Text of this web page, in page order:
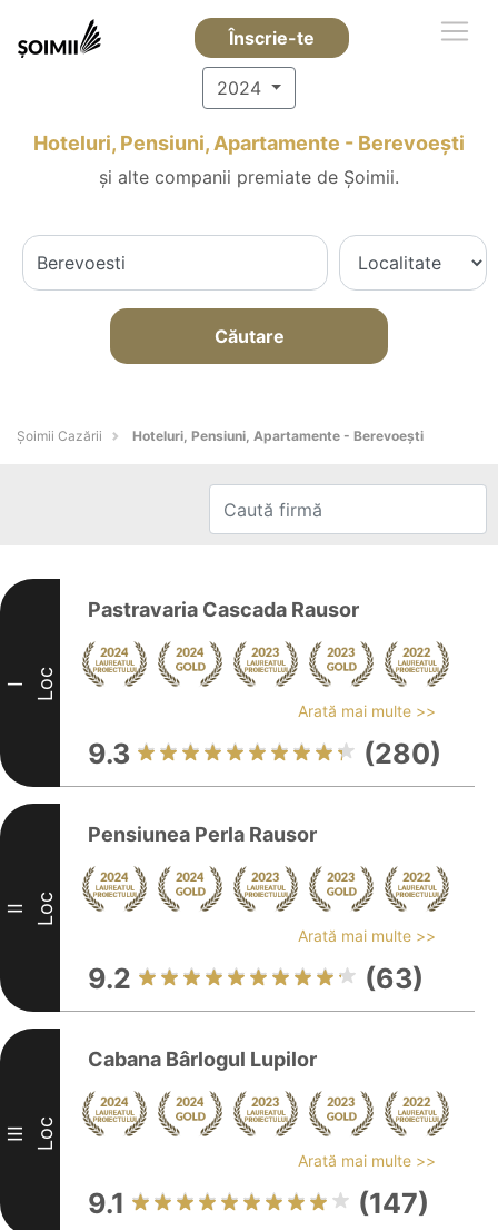
Înscrie-te
2024
Hoteluri, Pensiuni, Apartamente - Berevoeşti
și alte companii premiate de Șoimii.
Căutare
Șoimii Cazării Hoteluri, Pensiuni, Apartamente - Berevoeşti
I Loc
Pastravaria Cascada Rausor
Arată mai multe >>
9.3 (280)
II Loc
Pensiunea Perla Rausor
Arată mai multe >>
9.2 (63)
III Loc
Cabana Bârlogul Lupilor
Arată mai multe >>
9.1 (147)